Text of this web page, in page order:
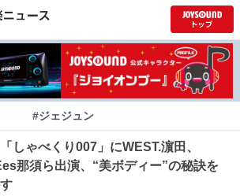
#ジェジュン
しゃべくり007」にWEST.濵田、
那須ら出演、“美ボディー”の秘訣を